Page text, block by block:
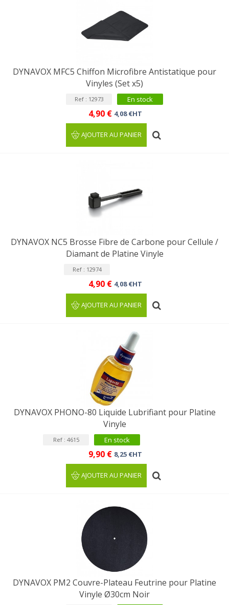
DYNAVOX MFC5 Chiffon Microfibre Antistatique pour
Vinyles (Set x5)
Ref : 12973 En stock
4,90 € 4,08 €HT
AJOUTER AU PANIER
DYNAVOX NC5 Brosse Fibre de Carbone pour Cellule /
Diamant de Platine Vinyle
Ref : 12974
4,90 € 4,08 €HT
AJOUTER AU PANIER
DYNAVOX PHONO-80 Liquide Lubrifiant pour Platine
Vinyle
Ref : 4615 En stock
9,90 € 8,25 €HT
AJOUTER AU PANIER
DYNAVOX PM2 Couvre-Plateau Feutrine pour Platine
Vinyle Ø30cm Noir